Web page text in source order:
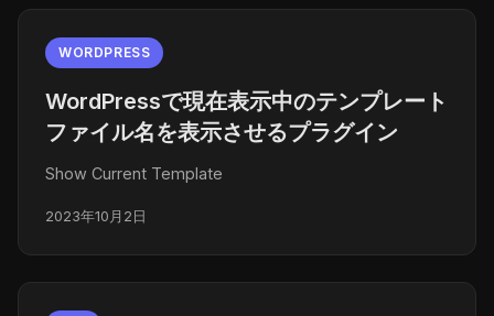
WORDPRESS
WordPressで現在表示中のテンプレート
ファイル名を表示させるプラグイン
Show Current Template
2023年10月2日